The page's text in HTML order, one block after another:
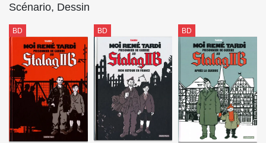
Scénario, Dessin
BD BD BD